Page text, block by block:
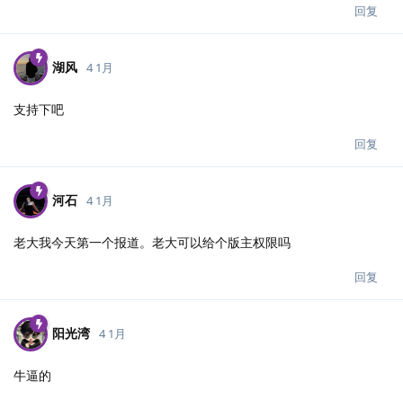
回复
湖风 4 1月
支持下吧
回复
河石 4 1月
老大我今天第一个报道。老大可以给个版主权限吗
回复
阳光湾 4 1月
牛逼的